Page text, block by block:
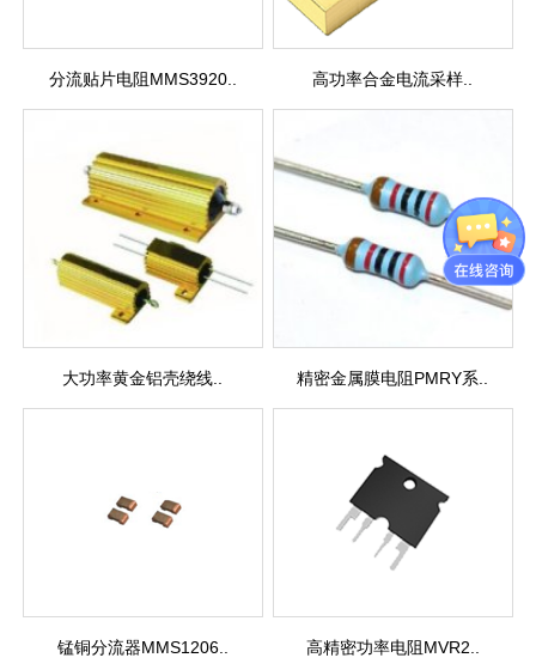
分流贴片电阻MMS3920.. 高功率合金电流采样..
大功率黄金铝壳绕线.. 精密金属膜电阻PMRY系..
锰铜分流器MMS1206.. 高精密功率电阻MVR2..